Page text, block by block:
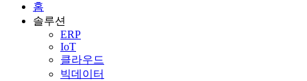
홈
솔루션
ERP
IoT
클라우드
빅데이터